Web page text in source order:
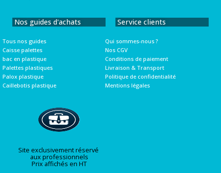
Nos guides d'achats
Tous nos guides
Caisse palettes
bac en plastique
Palettes plastiques
Palox plastique
Caillebotis plastique
Service clients
Qui sommes-nous ?
Nos CGV
Conditions de paiement
Livraison & Transport
Politique de confidentialité
Mentions légales
Site exclusivement réservé
aux professionnels
Prix affichés en HT